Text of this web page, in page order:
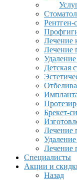
Рентген-
Лечение
Лечение
Удаление
Детская
Брекет-
Лечение
Лечение
Специалисты
Акции и
Назад